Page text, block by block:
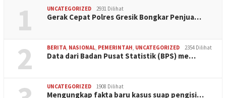
1 UNCATEGORIZED 2931 Dilihat
Gerak Cepat Polres Gresik Bongkar Penjua…
2 BERITA, NASIONAL, PEMERINTAH, UNCATEGORIZED 2354 Dilihat
Data dari Badan Pusat Statistik (BPS) me…
UNCATEGORIZED 1908 Dilihat
Mengungkap fakta baru kasus suap pengisi…